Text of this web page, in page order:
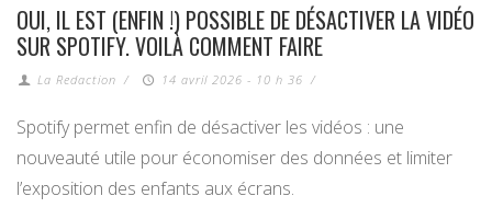
OUI, IL EST (ENFIN !) POSSIBLE DE DÉSACTIVER LA VIDÉO
SUR SPOTIFY. VOILÀ COMMENT FAIRE
La Redaction / 14 avril 2026 - 10 h 36 /
Spotify permet enfin de désactiver les vidéos : une
nouveauté utile pour économiser des données et limiter
l’exposition des enfants aux écrans.